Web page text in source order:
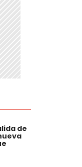
de